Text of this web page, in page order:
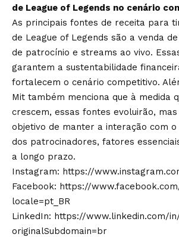
de League of Legends no cenário
As principais fontes de receita para
de League of Legends são a venda
de patrocínio e streams ao vivo.
garantem a sustentabilidade
fortalecem o cenário competitivo.
Mit também menciona que à medida
crescem, essas fontes evoluirão,
objetivo de manter a interação com
dos patrocinadores, fatores
a longo prazo.
Instagram: https://
Facebook: https://
locale=pt_BR
LinkedIn: https://www.linkedin.com/
originalSubdomain=br